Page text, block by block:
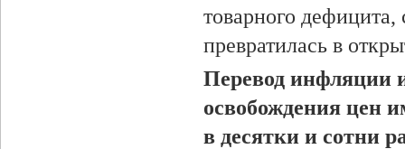
товарного
превратилась в
Перевод инфляции
освобождения цен
в десятки и сотни